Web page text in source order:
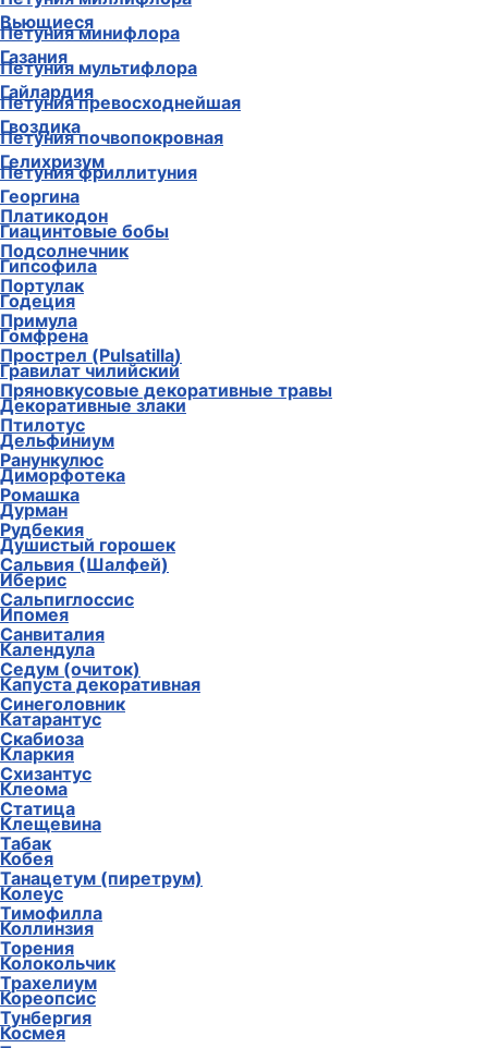
Петуния минифлора
Петуния мультифлора
Петуния превосходнейшая
Петуния почвопокровная
Петуния фриллитуния
Платикодон
Подсолнечник
Портулак
Примула
Прострел (Pulsatilla)
Пряновкусовые декоративные травы
Птилотус
Ранункулюс
Ромашка
Рудбекия
Сальвия (Шалфей)
Сальпиглоссис
Санвиталия
Седум (очиток)
Синеголовник
Скабиоза
Схизантус
Статица
Табак
Танацетум (пиретрум)
Тимофилла
Торения
Трахелиум
Тунбергия
Вьющиеся
Газания
Гайлардия
Гвоздика
Гелихризум
Георгина
Гиацинтовые бобы
Гипсофила
Годеция
Гомфрена
Гравилат чилийский
Декоративные злаки
Дельфиниум
Диморфотека
Дурман
Душистый горошек
Иберис
Ипомея
Календула
Капуста декоративная
Катарантус
Кларкия
Клеома
Клещевина
Кобея
Колеус
Коллинзия
Колокольчик
Кореопсис
Космея